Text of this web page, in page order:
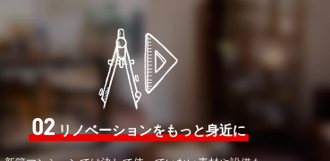
02リノベーションをもっと身近に